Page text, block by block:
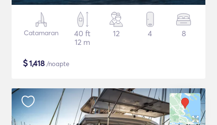
Catamaran
40 ft
12 m
12 4 8
$1,418 /noapte